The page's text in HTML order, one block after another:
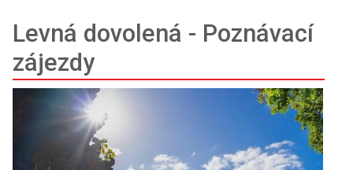
Levná dovolená - Poznávací
zájezdy